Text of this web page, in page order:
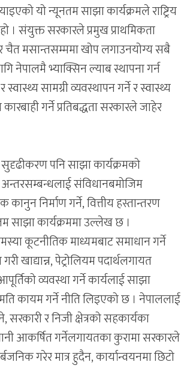
यो न्यूनतम साझा कार्यक्रमले राष्ट्रिय
। संयुक्त सरकारले प्रमुख प्राथमिकता
चैत मसान्तसम्ममा खोप लगाउनयोग्य सबै
नेपालमै भ्याक्सिन ल्याब स्थापना गर्न
सामग्री व्यवस्थापन गर्ने र स्वास्थ्य
गर्ने प्रतिबद्धता सरकारले जाहेर
पनि साझा कार्यक्रमको
अन्तरसम्बन्धलाई संविधानबमोजिम
निर्माण गर्ने, वित्तीय हस्तान्तरण
साझा कार्यक्रममा उल्लेख छ ।
कूटनीतिक माध्यमबाट समाधान गर्ने
खाद्यान्न, पेट्रोलियम पदार्थलगायत
व्यवस्था गर्ने कार्यलाई साझा
कायम गर्ने नीति लिइएको छ । नेपाललाई
र निजी क्षेत्रको सहकार्यका
आकर्षित गर्नेलगायतका कुरामा सरकारले
गरेर मात्र हुदैन, कार्यान्वयनमा छिटो